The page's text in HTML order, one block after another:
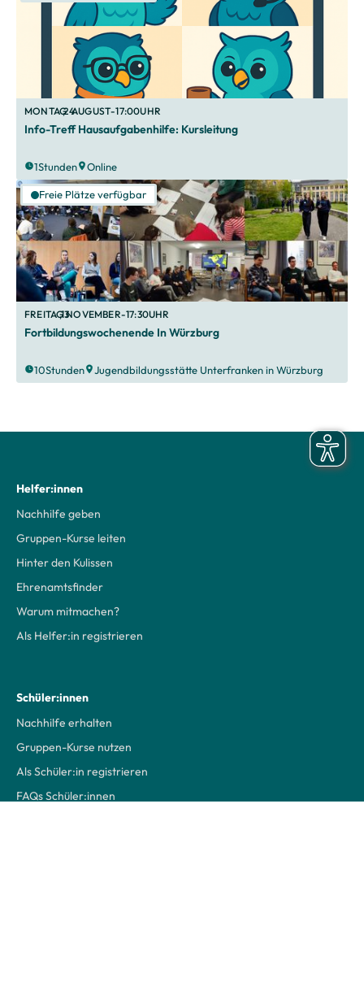
MONTAG
,24
.AUGUST-17:00UHR
Info-Treff Hausaufgabenhilfe: Kursleitung
1Stunden Online
Freie Plätze verfügbar
FREITAG
,13
.NOVEMBER-17:30UHR
Fortbildungswochenende In Würzburg
10Stunden Jugendbildungsstätte Unterfranken in Würzburg
Helfer:innen
Nachhilfe geben
Gruppen-Kurse leiten
Hinter den Kulissen
Ehrenamtsfinder
Warum mitmachen?
Als Helfer:in registrieren
Schüler:innen
Nachhilfe erhalten
Gruppen-Kurse nutzen
Als Schüler:in registrieren
FAQs Schüler:innen